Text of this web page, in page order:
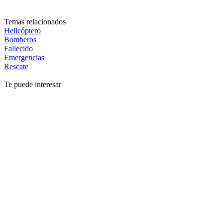
Temas relacionados
Helicóptero
Bomberos
Fallecido
Emergencias
Rescate
Te puede interesar